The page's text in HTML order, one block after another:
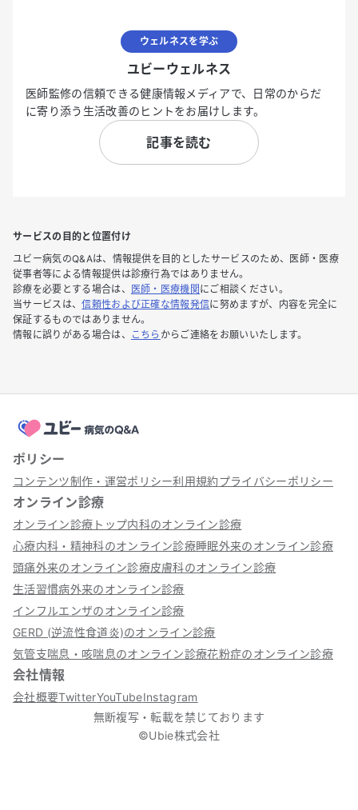
ウェルネスを学ぶ
ユビーウェルネス
医師監修の信頼できる健康情報メディアで、日常のからだ
に寄り添う生活改善のヒントをお届けします。
記事を読む
サービスの目的と位置付け
ユビー病気のQ&Aは、情報提供を目的としたサービスのため、医師・医療
従事者等による情報提供は診療行為ではありません。
診療を必要とする場合は、
医師・医療機関 にご相談ください。
当サービスは、信頼性および正確な情報発信に努めますが、内容を完全に
保証するものではありません。
情報に誤りがある場合は、
こちら からご連絡をお願いいたします。
ポリシー
コンテンツ制作・運営ポリシー利用規約プライバシーポリシー
オンライン診療
オンライン診療トップ内科のオンライン診療
心療内科・精神科のオンライン診療睡眠外来のオンライン診療
頭痛外来のオンライン診療皮膚科のオンライン診療
生活習慣病外来のオンライン診療
インフルエンザのオンライン診療
GERD (逆流性食道炎)のオンライン診療
気管支喘息・咳喘息のオンライン診療花粉症のオンライン診療
会社情報
会社概要TwitterYouTubeInstagram
無断複写・転載を禁じております
©Ubie株式会社